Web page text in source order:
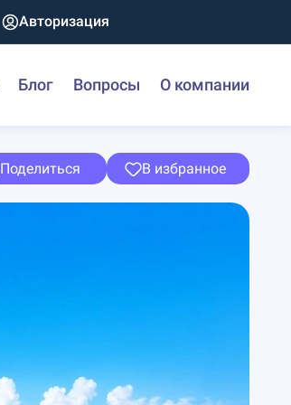
Авторизация
Блог Вопросы О компании
Поделиться В избранное